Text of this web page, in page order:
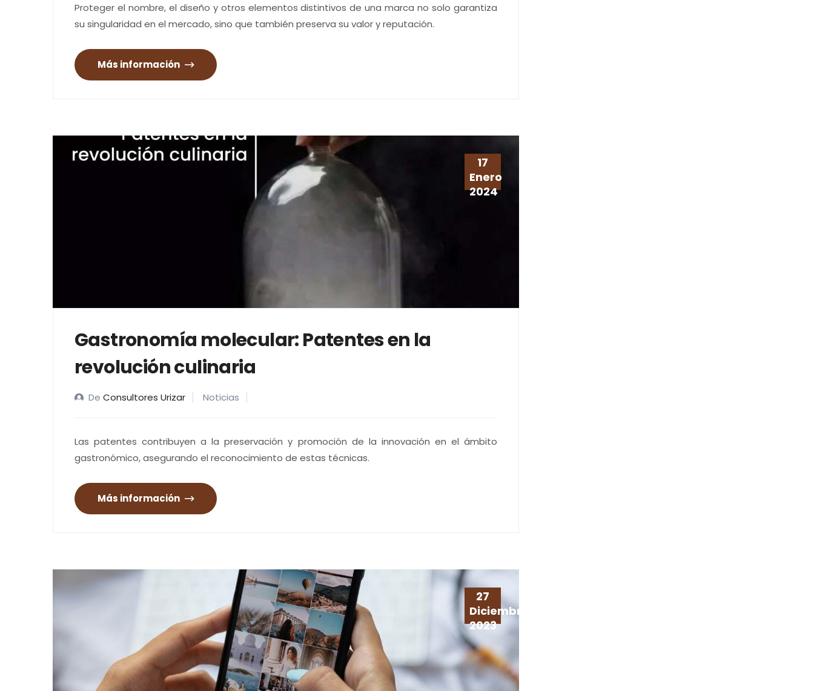
Proteger el nombre, el diseño y otros elementos distintivos de una marca no solo garantiza
su singularidad en el mercado, sino que también preserva su valor y reputación.
Más información
17
Enero
2024
Gastronomía molecular: Patentes en la
revolución culinaria
De Consultores Urizar Noticias
Las patentes contribuyen a la preservación y promoción de la innovación en el ámbito
gastronómico, asegurando el reconocimiento de estas técnicas.
Más información
27
Diciembre
2023